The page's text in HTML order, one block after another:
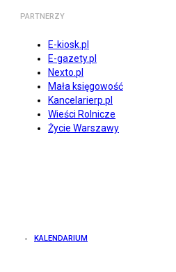
PARTNERZY
E-kiosk.pl
E-gazety.pl
Nexto.pl
Mała księgowość
Kancelarierp.pl
Wieści Rolnicze
Życie Warszawy
KALENDARIUM